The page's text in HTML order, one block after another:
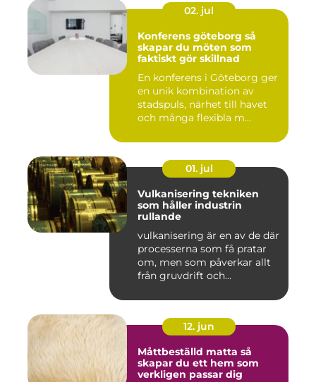
02. jul
Konferens göteborg så
skapar du möten som
faktiskt gör skillnad
En konferens i Göteborg ger
en unik kombination av
stadspuls, närhet till havet
och många flexibla m...
01. jul
Vulkanisering tekniken
som håller industrin
rullande
vulkanisering är en av de där
processerna som få pratar
om, men som påverkar allt
från gruvdrift och...
12. jun
Måttbeställd matta så
skapar du ett hem som
verkligen passar dig